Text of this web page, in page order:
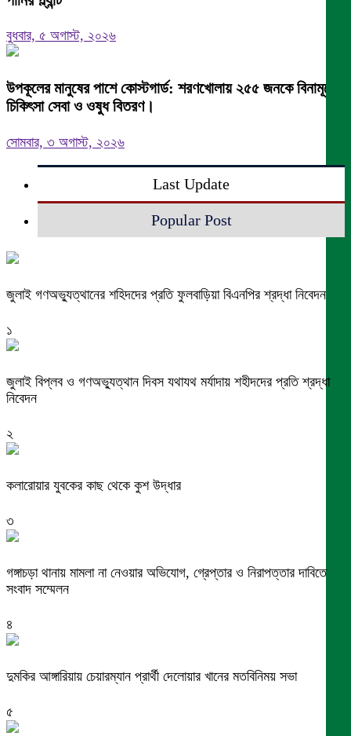
বুধবার, ৫ অগাস্ট, ২০২৬
উপকূলের মানুষের পাশে কোস্টগার্ড: শরণখোলায় ২৫৫ জনকে বিনামূল্যে
চিকিৎসা সেবা ও ওষুধ বিতরণ।
সোমবার, ৩ অগাস্ট, ২০২৬
Last Update
Popular Post
জুলাই গণঅভ্যুত্থানের শহিদদের প্রতি ফুলবাড়িয়া বিএনপির শ্রদ্ধা নিবেদন
১
জুলাই বিপ্লব ও গণঅভ্যুত্থান দিবস যথাযথ মর্যাদায় শহীদদের প্রতি শ্রদ্ধা
নিবেদন
২
কলারোয়ার যুবকের কাছ থেকে কুশ উদ্ধার
৩
গঙ্গাচড়া থানায় মামলা না নেওয়ার অভিযোগ, গ্রেপ্তার ও নিরাপত্তার দাবিতে
সংবাদ সম্মেলন
৪
দুমকির আঙ্গারিয়ায় চেয়ারম্যান প্রার্থী দেলোয়ার খানের মতবিনিময় সভা
৫